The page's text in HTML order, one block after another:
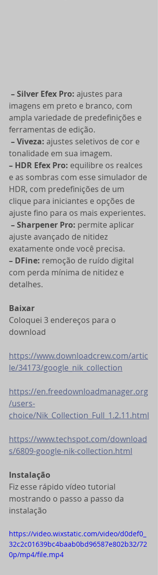
– Silver Efex Pro: ajustes para
imagens em preto e branco, com
ampla variedade de predefinições e
ferramentas de edição.
– Viveza: ajustes seletivos de cor e
tonalidade em sua imagem.
– HDR Efex Pro: equilibre os realces
e as sombras com esse simulador de
HDR, com predefinições de um
clique para iniciantes e opções de
ajuste fino para os mais experientes.
– Sharpener Pro: permite aplicar
ajuste avançado de nitidez
exatamente onde você precisa.
– DFine: remoção de ruído digital
com perda mínima de nitidez e
detalhes.
Baixar
Coloquei 3 endereços para o
download
https://www.downloadcrew.com/artic
le/34173/google_nik_collection
https://en.freedownloadmanager.org
/users-
choice/Nik_Collection_Full_1.2.11.html
https://www.techspot.com/download
s/6809-google-nik-collection.html
Instalação
Fiz esse rápido vídeo tutorial
mostrando o passo a passo da
instalação
https://video.wixstatic.com/video/d0def0_
32c2c01639bc4baab0bd96587e802b32/72
0p/mp4/file.mp4